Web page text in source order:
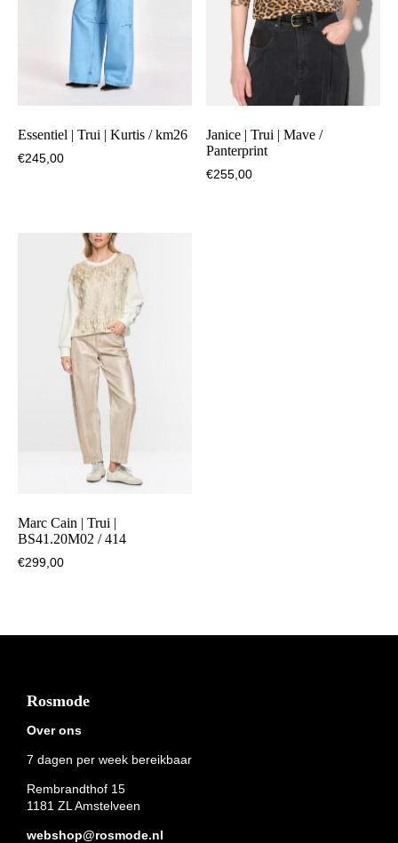
Essentiel | Trui | Kurtis / km26
€245,00
Janice | Trui | Mave /
Panterprint
€255,00
Marc Cain | Trui |
BS41.20M02 / 414
€299,00
Footer
Rosmode
Over ons
7 dagen per week bereikbaar
Rembrandthof 15
1181 ZL Amstelveen
webshop@rosmode.nl